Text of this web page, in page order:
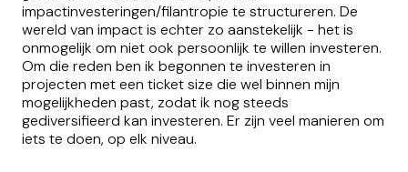
impactinvesteringen/filantropie te structureren. De
wereld van impact is echter zo aanstekelijk - het is
onmogelijk om niet ook persoonlijk te willen investeren.
Om die reden ben ik begonnen te investeren in
projecten met een ticket size die wel binnen mijn
mogelijkheden past, zodat ik nog steeds
gediversifieerd kan investeren. Er zijn veel manieren om
iets te doen, op elk niveau.